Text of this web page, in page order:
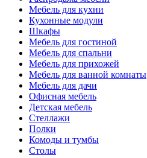
Мебель для кухни
Кухонные модули
Шкафы
Мебель для гостиной
Мебель для спальни
Мебель для прихожей
Мебель для ванной комнаты
Мебель для дачи
Офисная мебель
Детская мебель
Стеллажи
Полки
Комоды и тумбы
Столы